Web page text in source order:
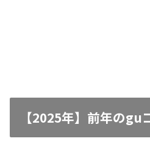
【2025年】前年のgu